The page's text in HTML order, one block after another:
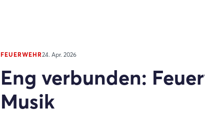
FEUERWEHR24. Apr. 2026
Eng verbunden:
Musik